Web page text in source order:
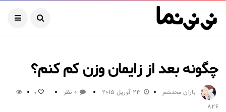
چگونه بعد از زایمان وزن کم کنم؟
باران محتشم 23 آوریل 2015 0 نظر 0
826